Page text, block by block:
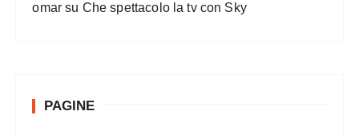
omar su Che spettacolo la tv con Sky
PAGINE